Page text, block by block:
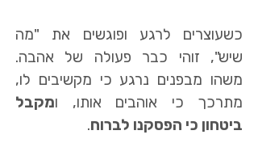
כשעוצרים לרגע ופוגשים את "מה
שיש", זוהי כבר פעולה של אהבה.
משהו מבפנים נרגע כי מקשיבים לו,
מתרכך כי אוהבים אותו, ומקבל
ביטחון כי הפסקנו לברוח.